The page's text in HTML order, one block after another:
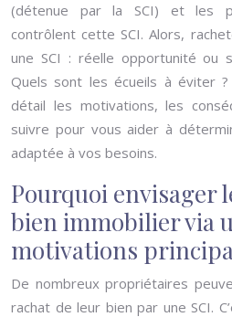
(détenue par la SCI) et les
contrôlent cette SCI. Alors,
une SCI : réelle opportunité ou
Quels sont les écueils à éviter
détail les motivations, les
suivre pour vous aider à
adaptée à vos besoins.
Pourquoi envisager
bien immobilier via
motivations
De nombreux propriétaires
rachat de leur bien par une SCI.